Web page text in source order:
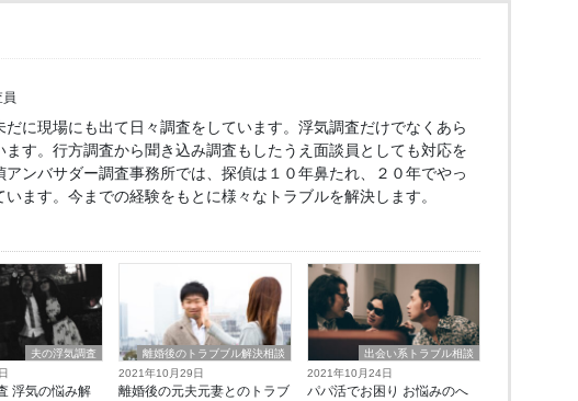
員
だに現場にも出て日々調査をしています。浮気調査だけでなくあら
ます。行方調査から聞き込み調査もしたうえ面談員としても対応を
アンバサダー調査事務所では、探偵は１０年鼻たれ、２０年でやっ
います。今までの経験をもとに様々なトラブルを解決します。
夫の浮気調査
浮気の悩み解
離婚後のトラブブル解決相談
2021年10月29日
離婚後の元夫元妻とのトラブ
出会い系トラブル相談
2021年10月24日
パパ活でお困り お悩みのへ